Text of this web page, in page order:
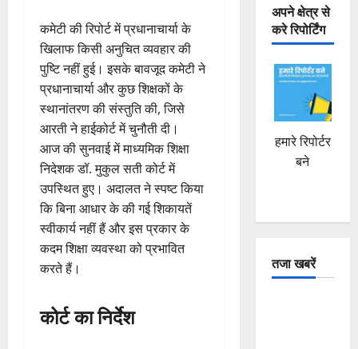
कमेटी की रिपोर्ट में प्रधानाचार्या के
खिलाफ किसी अनुचित व्यवहार की
पुष्टि नहीं हुई। इसके बावजूद कमेटी ने
प्रधानाचार्या और कुछ शिक्षकों के
स्थानांतरण की संस्तुति की, जिसे
आरती ने हाईकोर्ट में चुनौती दी।
आज की सुनवाई में माध्यमिक शिक्षा
निदेशक डॉ. मुकुल सती कोर्ट में
उपस्थित हुए। अदालत ने स्पष्ट किया
कि बिना आधार के की गई शिकायतें
स्वीकार्य नहीं हैं और इस प्रकार के
कदम शिक्षा व्यवस्था को प्रभावित
करते हैं।
कोर्ट का निर्देश
अपने क्षेत्र से
करे रिपोर्टिंग
हमारे रिपोर्टर
बने
तजा खबरें